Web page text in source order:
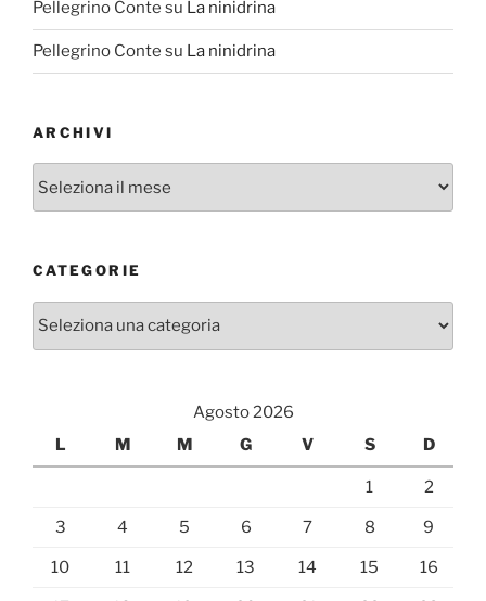
Pellegrino Conte su La ninidrina
Pellegrino Conte su La ninidrina
ARCHIVI
CATEGORIE
Agosto 2026
L
M M G V S D
1 2
3 4 5 6 7 8 9
10 11 12 13 14 15 16